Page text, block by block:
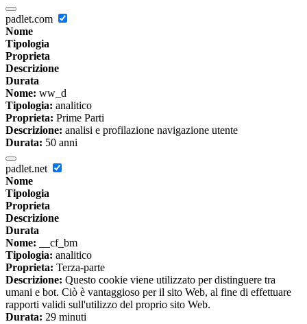
padlet.com
Nome
Tipologia
Proprieta
Descrizione
Durata
Nome: ww_d
Tipologia: analitico
Proprieta: Prime Parti
Descrizione: analisi e profilazione navigazione utente
Durata: 50 anni
padlet.net
Nome
Tipologia
Proprieta
Descrizione
Durata
Nome: __cf_bm
Tipologia: analitico
Proprieta: Terza-parte
Descrizione: Questo cookie viene utilizzato per distinguere tra
umani e bot. Ciò è vantaggioso per il sito Web, al fine di effettuare
rapporti validi sull'utilizzo del proprio sito Web.
Durata: 29 minuti